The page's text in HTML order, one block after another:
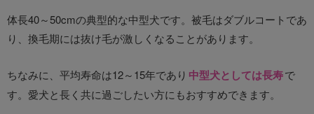
体長40～50cmの典型的な中型犬です。被毛はダブルコートであ
り、換毛期には抜け毛が激しくなることがあります。
ちなみに、平均寿命は12～15年であり 中型犬としては長寿で
す。愛犬と長く共に過ごしたい方にもおすすめできます。